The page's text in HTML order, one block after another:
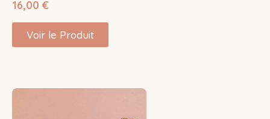
16,00 €
Voir le Produit